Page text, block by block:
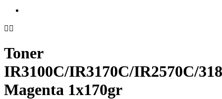
 
Toner
IR3100C/IR3170C/IR2570C/
Magenta 1x170gr